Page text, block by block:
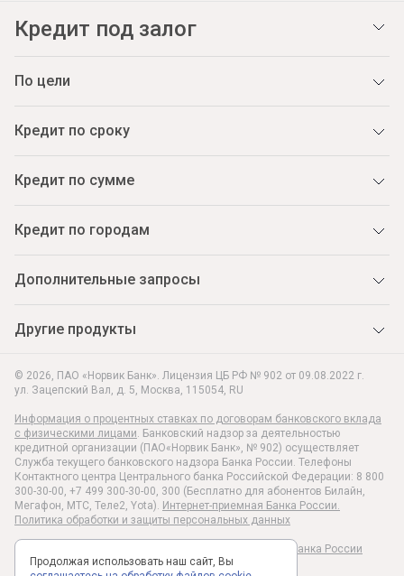
© 2026, ПАО «Норвик Банк». Лицензия ЦБ РФ № 902 от 09.08.2022 г.
ул. Зацепский Вал, д. 5, Москва, 115054, RU
Информация о процентных ставках по договорам банковского вклада
с физическими лицами. Банковский надзор за деятельностью
кредитной организации (ПАО«Норвик Банк», № 902) осуществляет
Служба текущего банковского надзора Банка России. Телефоны
Контактного центра Центрального банка Российской Федерации: 8 800
300-30-00, +7 499 300-30-00, 300 (Бесплатно для абонентов Билайн,
Мегафон, МТС, Теле2, Yota). Интернет-приемная Банка России.
Политика обработки и защиты персональных данных
Раскрытие информации в соответствии c Указанием Банка России
№6496-У
Кредит под залог
По цели
Кредит по сроку
Кредит по сумме
Кредит по городам
Дополнительные запросы
Другие продукты
Продолжая использовать наш сайт, Вы